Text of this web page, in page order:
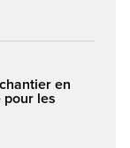
en
les